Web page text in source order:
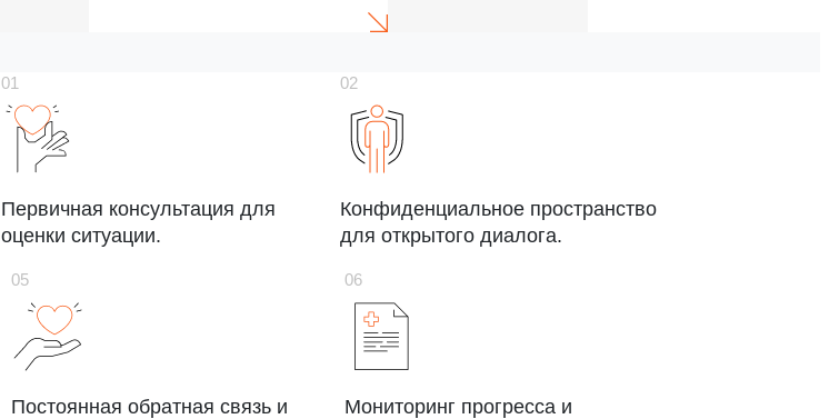
Первичная консультация для
оценки ситуации.
Конфиденциальное пространство
для открытого диалога.
Постоянная обратная связь и
Мониторинг прогресса и